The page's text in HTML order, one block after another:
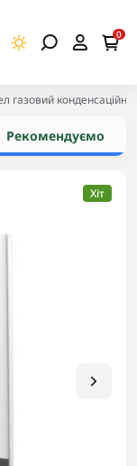
0
газовий
Рекомендуємо
Хіт